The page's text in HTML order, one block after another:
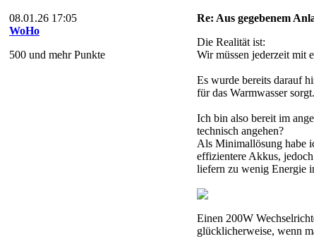
08.01.26 17:05
WoHo
500 und mehr Punkte
Re: Aus gegebenem
Die Realität ist:
Wir müssen jederzeit mit
Es wurde bereits darauf
für das Warmwasser
Ich bin also bereit im
technisch angehen?
Als Minimallösung habe
effizientere Akkus,
liefern zu wenig Energie
Einen 200W
glücklicherweise, wenn